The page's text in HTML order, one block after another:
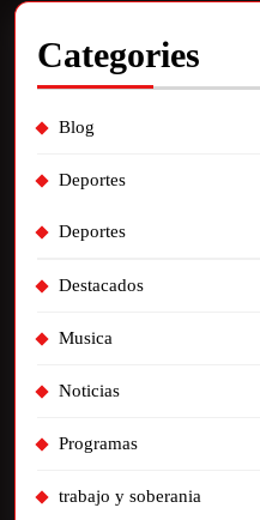
Categories
Blog
Deportes
Deportes
Destacados
Musica
Noticias
Programas
trabajo y soberania